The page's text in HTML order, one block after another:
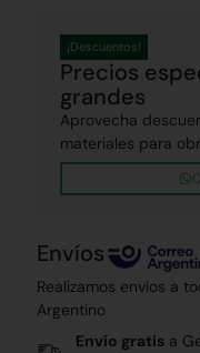
Precios
grandes
¡Descuentos!
Aprovecha
materiales para
Envíos
Realizamos envíos a
Argentino
Envío gratis a